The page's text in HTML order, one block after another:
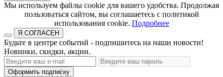
​​​​​​​Мы используем файлы cookie для вашего удобства. Продолжая
пользоваться сайтом, вы соглашаетесь с политикой
использования cookie.​​​​​​​ Подробнее
Я СОГЛАСЕН
Будьте в центре событий - подпишитесь на наши новости!
Новинки, скидки, акции.
Оформить подписку